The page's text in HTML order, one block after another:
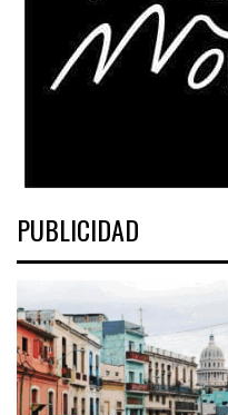
PUBLICIDAD